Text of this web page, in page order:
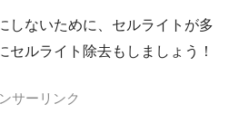
しないために、セルライトが多
セルライト除去もしましょう！
サーリンク